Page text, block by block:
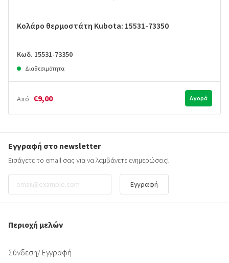
Κολάρο θερμοστάτη Kubota: 15531-73350
Κωδ. 15531-73350
Διαθεσιμότητα
Από €9,00 Αγορά
Εγγραφή στο newsletter
Εισάγετε το email σας για να λαμβάνετε ενημερώσεις!
Εγγραφή
Περιοχή μελών
Σύνδεση/ Εγγραφή